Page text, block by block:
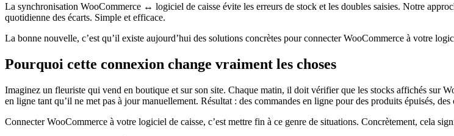
La synchronisation WooCommerce ↔ logiciel de caisse évite les erreurs de stock et les doubles saisies. Notre
quotidienne des écarts. Simple et efficace.
La bonne nouvelle, c’est qu’il existe aujourd’hui des solutions concrètes pour connecter WooCommerce à votre
Pourquoi cette connexion change vraiment les choses
Imaginez un fleuriste qui vend en boutique et sur son site. Chaque matin, il doit vérifier que les stocks affichés sur
en ligne tant qu’il ne met pas à jour manuellement. Résultat : des commandes en ligne pour des produits épuisés,
Connecter WooCommerce à votre logiciel de caisse, c’est mettre fin à ce genre de situations. Concrètement, cela